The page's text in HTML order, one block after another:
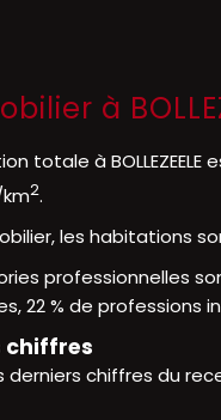
à
totale à
2.
les habitations
professionnelles
22 % de professions
chiffres
derniers chiffres du